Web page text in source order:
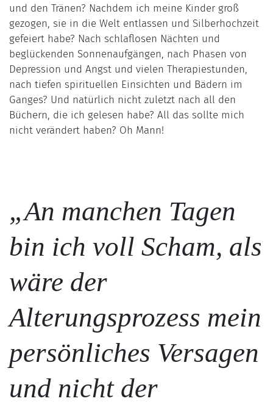
und den Tränen? Nachdem ich meine Kinder groß
gezogen, sie in die Welt entlassen und Silberhochzeit
gefeiert habe? Nach schlaflosen Nächten und
beglückenden Sonnenaufgängen, nach Phasen von
Depression und Angst und vielen Therapiestunden,
nach tiefen spirituellen Einsichten und Bädern im
Ganges? Und natürlich nicht zuletzt nach all den
Büchern, die ich gelesen habe? All das sollte mich
nicht verändert haben? Oh Mann!
„An manchen Tagen
bin ich voll Scham, als
wäre der
Alterungsprozess mein
persönliches Versagen
und nicht der